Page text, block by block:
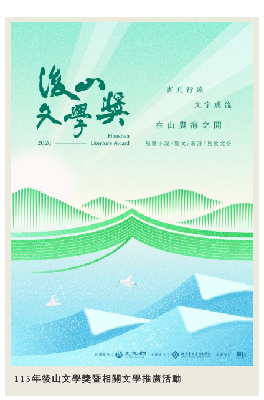
115年後山文學獎暨相關文學推廣活動